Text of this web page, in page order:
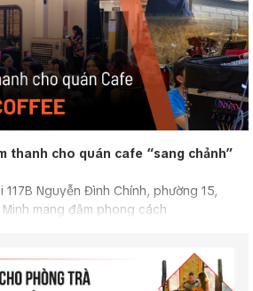
thanh cho quán cafe “sang chảnh”
Nguyễn Đình Chính, phường 15,
mang đậm phong cách